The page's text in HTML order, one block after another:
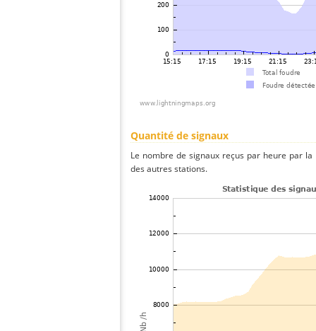
Quantité de signaux
Le nombre de signaux reçus par heure par
des autres stations.